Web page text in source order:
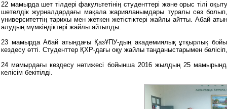
22 мамырда шет тілдері факультетінің студенттері және орыс тілі
шетелдік журналдардағы мақала жарияланымдары туралы сөз болып,
университеттің тарихы мен жеткен жетістіктері жайлы айтты. Абай
алудың мүмкіндіктері жайлы айтылды.
23 мамырда Абай атындағы ҚазҰПУ-дың академиялық ұтқырлық
кездесу өтті. Студенттер ҚХР-дағы оқу жайлы таңданыстарымен
24 мамырдағы кездесу нәтижесі бойынша 2016 жылдың 25
келісім бекітілді.